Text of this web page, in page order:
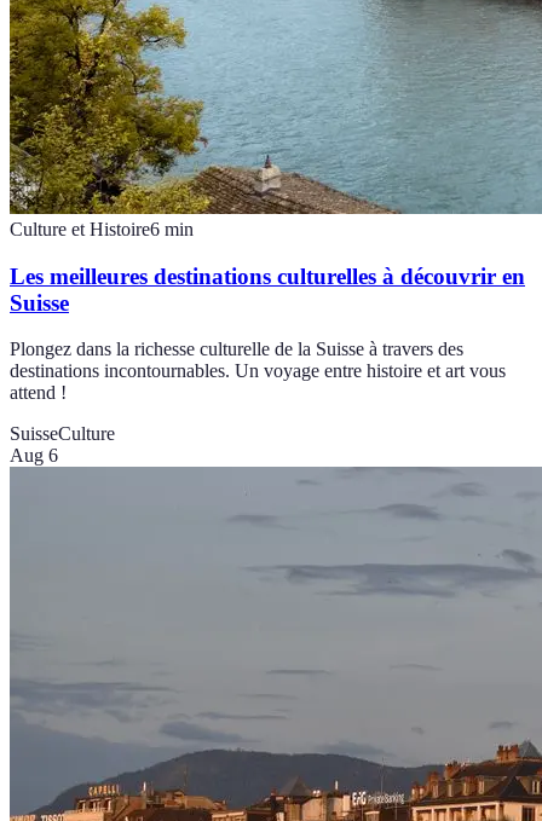
Culture et Histoire6 min
Les meilleures destinations culturelles à découvrir en
Suisse
Plongez dans la richesse culturelle de la Suisse à travers des
destinations incontournables. Un voyage entre histoire et art vous
attend !
SuisseCulture
Aug 6